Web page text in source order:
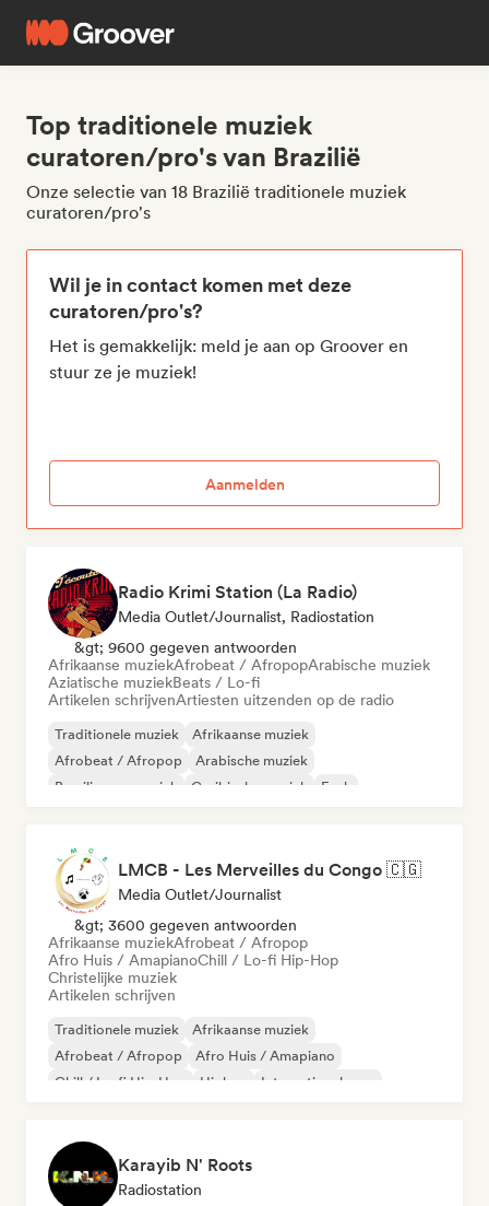
Top traditionele muziek
curatoren/pro's van Brazilië
Onze selectie van 18 Brazilië traditionele muziek
curatoren/pro's
Wil je in contact komen met deze
curatoren/pro's?
Het is gemakkelijk: meld je aan op Groover en
stuur ze je muziek!
Aanmelden
Radio Krimi Station (La Radio)
Media Outlet/Journalist, Radiostation
&gt; 9600 gegeven antwoorden
Afrikaanse muziekAfrobeat / AfropopArabische muziek
Aziatische muziekBeats / Lo-fi
Artikelen schrijvenArtiesten uitzenden op de radio
Traditionele muziek
Afrikaanse muziek
Afrobeat / Afropop
Arabische muziek
Braziliaanse muziek
Caribische muziek
Funk
LMCB - Les Merveilles du Congo 🇨🇬
Media Outlet/Journalist
&gt; 3600 gegeven antwoorden
Afrikaanse muziekAfrobeat / Afropop
Afro Huis / AmapianoChill / Lo-fi Hip-Hop
Christelijke muziek
Artikelen schrijven
Traditionele muziek
Afrikaanse muziek
Afrobeat / Afropop
Afro Huis / Amapiano
Chill / Lo-fi Hip-Hop
Hiphop
Internationale rap
Karayib N' Roots
Radiostation